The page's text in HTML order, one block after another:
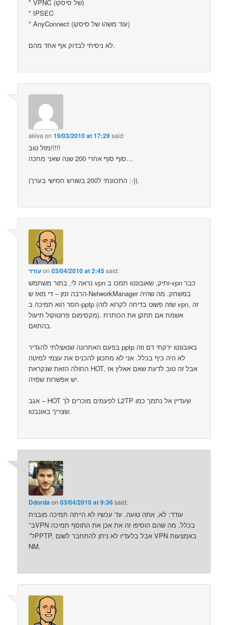
‏* VPNC (של סיסקו)
‏‏* IPSEC
‏* AnyConnect (עוד משהו של סיסקו)
לא ניסיתי לבדוק אף אחד מהם.
akiva on19/03/2010 at 17:29said:
מזל טוב!!!!!
סוף סוף אחרי 200 שנה שאני מחכה…
(התכוונתי ל200 בשורש חמישי בערך :-)).
עודדon03/04/2010 at 2:45said:
נראה לי, בתור משתמש vpn ותיק, שאובונטו תמכו ב-vpn כבר
הרבה זמן – די מאז ש-NetworkManager במשחק. מה שהיה
חסר הוא תמיכה ב-pptp (שזה פשוט בדיחה לקרוא לזה vpn, זה
מקסימום פרוטוקול תיעול). אשמח אם תתקן את הכותרת
בהתאם.
בפעם האחרונה שנאצלתי להגדיר pptp באובונטו ירקתי דם וזה
לא היה כיף בכלל. אני לא מתכוון להכניס את עצמי למיטה
החולה הזאת שנקראת HOT, אבל זה טוב לדעת שאם אאלץ אז
יש אפשרות שפויה.
אגב – HOT לפעמים מוכרים לך L2TP שעדיין אל נתמך כמו
שצריך באונבטו.
Ddordaon03/04/2010 at 9:36said:
עודד: לא, אתה טועה. עד עכשיו לא הייתה תמיכה מובנית
ב־VPN בכלל. מה שהם הוסיפו זה את אכן את התוסף תמיכה
ל־PPTP, אבל בלעדיו לא ניתן להתחבר לשום VPN באמצעות
NM.